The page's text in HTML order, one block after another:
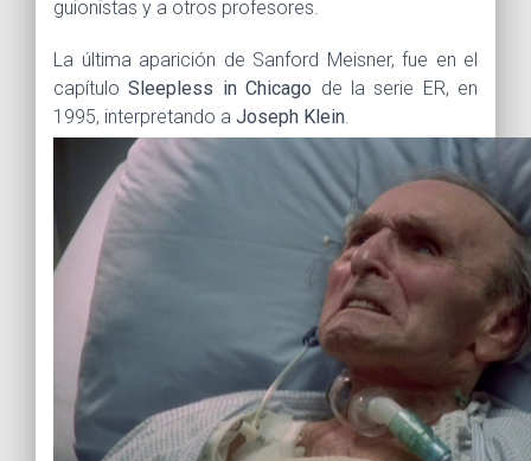
guionistas y a otros profesores.
La última aparición de Sanford Meisner, fue en el
capítuloSleepless in Chicago de la serie ER, en
1995, interpretando a Joseph Klein